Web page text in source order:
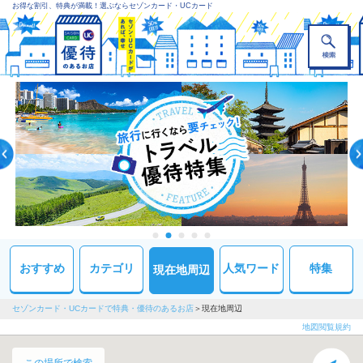
お得な割引、特典が満載！選ぶならセゾンカード・UCカード
おすすめ カテゴリ 現在地周辺 人気ワード 特集
セゾンカード・UCカードで特典・優待のあるお店 現在地周辺
地図閲覧規約